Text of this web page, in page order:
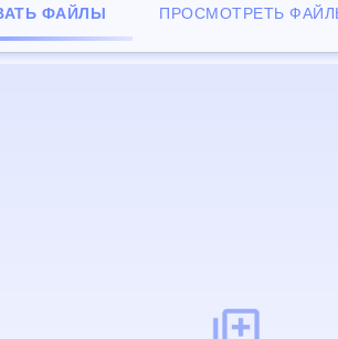
ФАЙЛЫ ПРОСМОТРЕТЬ